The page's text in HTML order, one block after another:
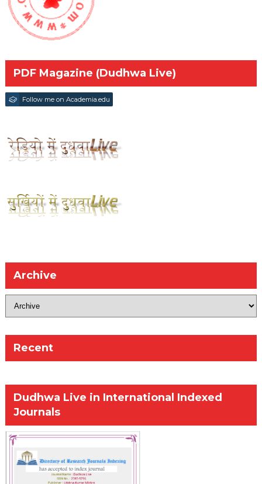
PDF Magazine (Dudhwa Live)
Follow me on Academia.edu
Archive
Recent
Dudhwa Live in International Indexed
Journals